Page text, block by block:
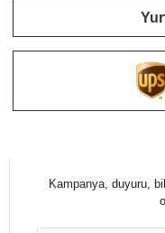
Kampanya, duyuru,